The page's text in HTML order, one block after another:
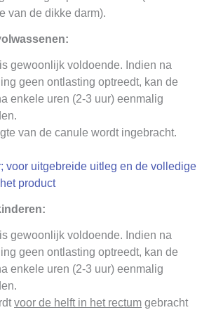
van de dikke darm).
gewoonlijk voldoende. Indien na
geen ontlasting optreedt, kan de
enkele uren (2-3 uur) eenmalig
van de canule wordt ingebracht.
voor uitgebreide uitleg en de volledige
product
gewoonlijk voldoende. Indien na
geen ontlasting optreedt, kan de
enkele uren (2-3 uur) eenmalig
voor de helft in het rectum gebracht